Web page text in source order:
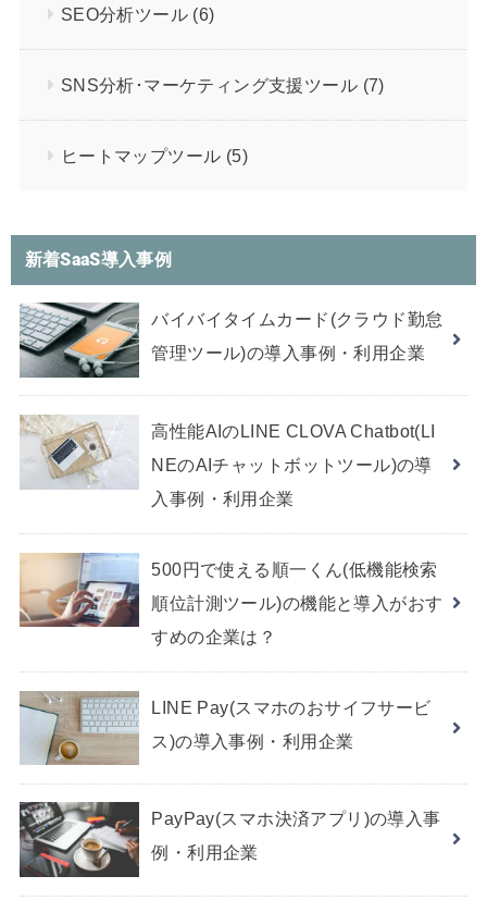
SEO分析ツール (6)
SNS分析･マーケティング支援ツール (7)
ヒートマップツール (5)
新着SaaS導入事例
バイバイタイムカード(クラウド勤怠
管理ツール)の導入事例・利用企業
高性能AIのLINE CLOVA Chatbot(LI
NEのAIチャットボットツール)の導
入事例・利用企業
500円で使える順一くん(低機能検索
順位計測ツール)の機能と導入がおす
すめの企業は？
LINE Pay(スマホのおサイフサービ
ス)の導入事例・利用企業
PayPay(スマホ決済アプリ)の導入事
例・利用企業